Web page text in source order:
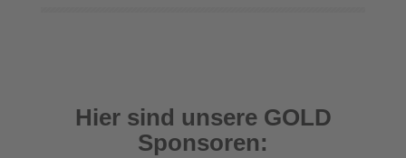
Hier sind unsere GOLD
Sponsoren: